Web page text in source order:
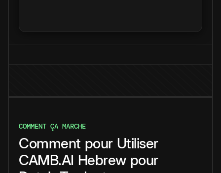
COMMENT ÇA MARCHE
Comment pour Utiliser
CAMB.AI Hebrew pour